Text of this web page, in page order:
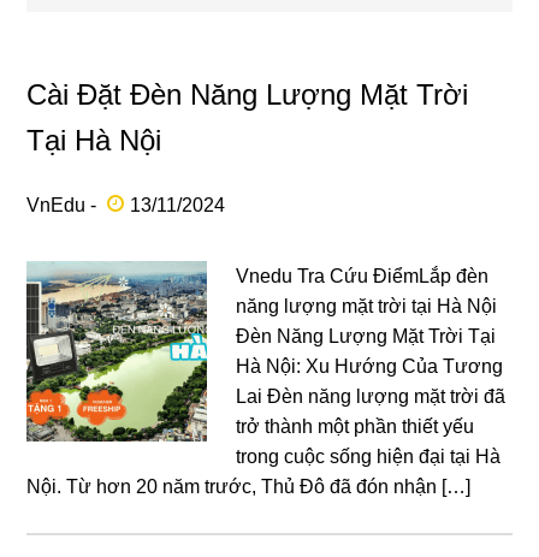
Cài Đặt Đèn Năng Lượng Mặt Trời
Tại Hà Nội
VnEdu - 13/11/2024
Vnedu Tra Cứu ĐiểmLắp đèn
năng lượng mặt trời tại Hà Nội
Đèn Năng Lượng Mặt Trời Tại
Hà Nội: Xu Hướng Của Tương
Lai Đèn năng lượng mặt trời đã
trở thành một phần thiết yếu
trong cuộc sống hiện đại tại Hà
Nội. Từ hơn 20 năm trước, Thủ Đô đã đón nhận […]